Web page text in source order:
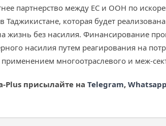
партнерство между ЕС и ООН по
которая будет
без насилия. Финансирование
насилия путем реагирования на
многоотраслевого и меж-
Plus присылайте на Telegram, Whatsapp